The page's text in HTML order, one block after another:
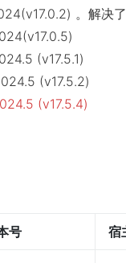
。解决
(v17.5.1)
(v17.5.2)
(v17.5.4)
号 宿